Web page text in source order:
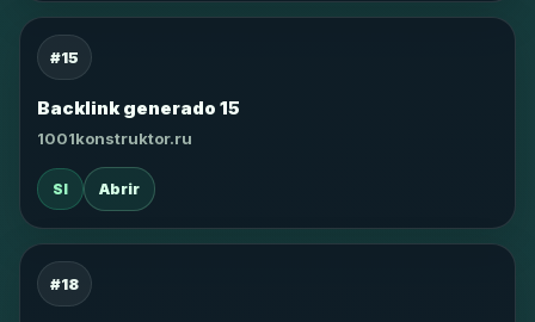
#15
Backlink generado 15
1001konstruktor.ru
SI Abrir
#18